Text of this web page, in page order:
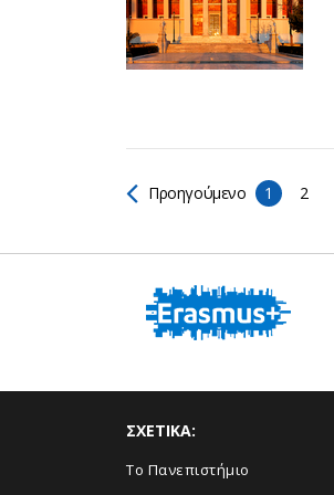
Προηγούμενο 1 2
ΣΧΕΤΙΚΑ:
Το Πανεπιστήμιο